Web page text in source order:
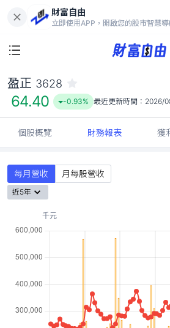
財富自由
立即使用APP，開啟您的股市智慧導
64.40
-0.93%
盈正 3628
64.40 -0.93% 最近更新時間： 2026/
個股概覽 財務報表 獲
每月營收 月每股營收
近5年